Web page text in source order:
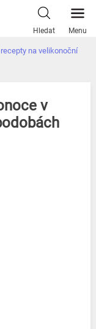
Hledat Menu
na velikonoční
v